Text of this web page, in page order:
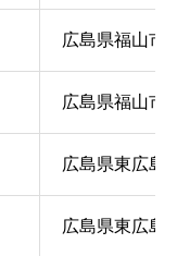
広島県福山市
広島県福山市
広島県東広島
広島県東広島